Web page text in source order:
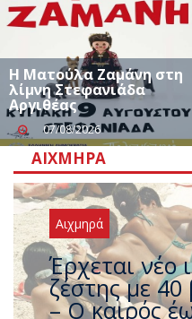
Η Ματούλα Ζαμάνη στη
λίμνη Στεφανιάδα
Αργιθέας
07/08/2026
ΑΙΧΜΗΡΆ
Αιχμηρά
Άφαντος ο
που η χώρα